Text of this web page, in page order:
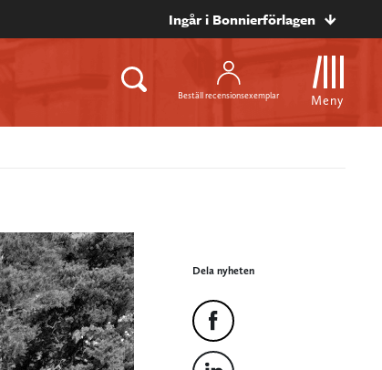
Ingår i Bonnierförlagen
Beställ recensionsexemplar Meny
Dela nyheten